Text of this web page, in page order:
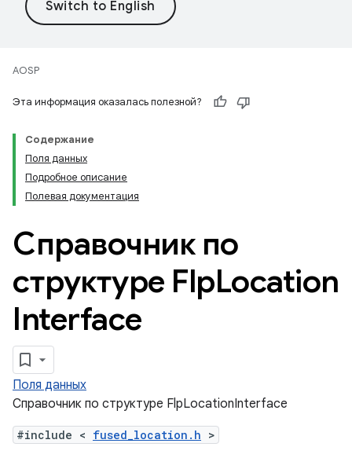
AOSP
Эта информация оказалась полезной?
Содержание
Поля данных
Подробное описание
Полевая документация
Справочник по
структуре FlpLocation
Interface
Поля данных
Справочник по структуре FlpLocationInterface
#include < fused_location.h >